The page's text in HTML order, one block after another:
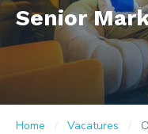
Senior
Home Vacatures